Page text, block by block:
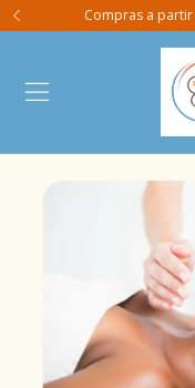
Compras a